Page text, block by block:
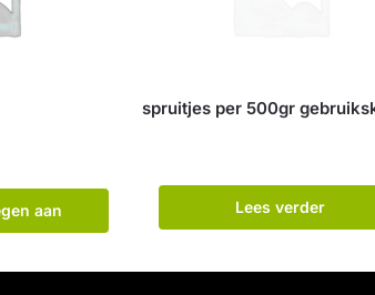
aan
spruitjes per 500gr
Lees verder